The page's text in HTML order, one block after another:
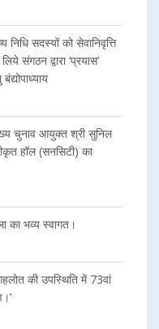
सदस्यों को सेवानिवृत्ति
संगठन द्वारा ‘प्रयास’
चुनाव आयुक्त श्री सुनिल
हॉल (सनसिटी) का
का भव्य स्वागत।
की उपस्थिति में 73वां